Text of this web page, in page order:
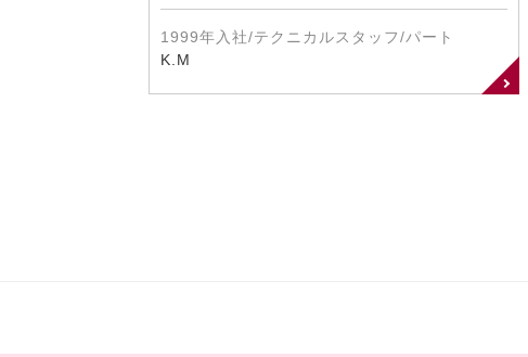
1999年入社/テクニカルスタッフ/パート
K.M